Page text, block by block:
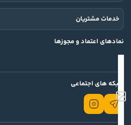
خدمات مشتریان
نمادهای اعتماد و مجوزها
شبکه های اجتماعی